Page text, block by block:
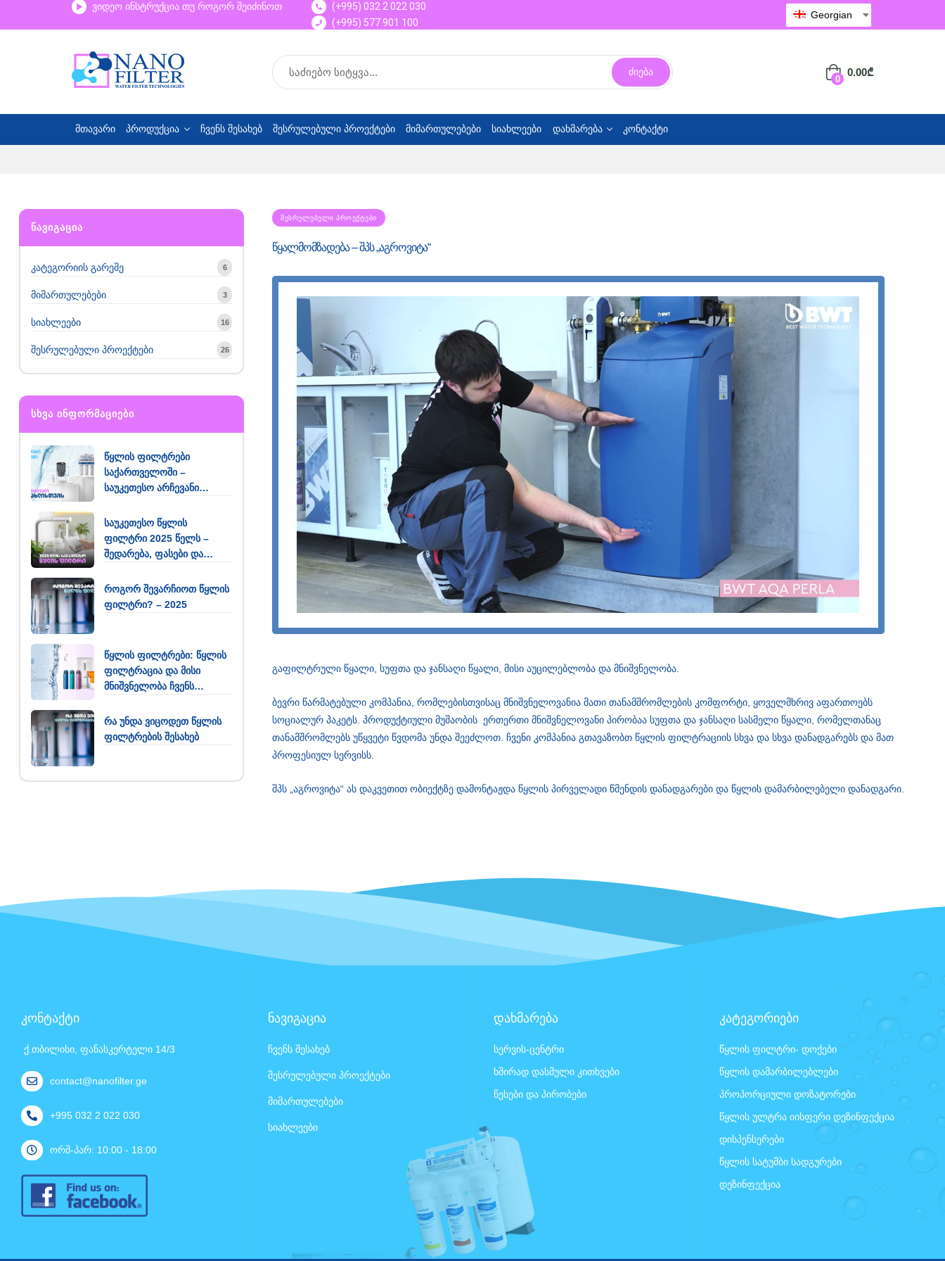
ვიდეო ინსტრუქცია თუ როგორ შეიძინოთ
(+995) 032 2 022 030
(+995) 577 901 100
Georgian
ძიება
0
0.00₾
მთავარი პროდუქცია ჩვენს შესახებ შესრულებული პროექტები მიმართულებები სიახლეები დახმარება კონტაქტი
ᲨᲔᲡᲠᲣᲚᲔᲑᲣᲚᲘ ᲞᲠᲝᲔᲥᲢᲔᲑᲘ
წყალმომზადება – შპს „აგროვიტა“
გაფილტრული წყალი, სუფთა და ჯანსაღი წყალი, მისი აუცილებლობა და მნიშვნელობა.
ბევრი წარმატებული კომპანია, რომლებისთვისაც მნიშვნელოვანია მათი თანამშრომლების კომფორტი, ყოველმხრივ აფართოებს
სოციალურ პაკეტს. პროდუქტიული მუშაობის ერთერთი მნიშვნელოვანი პირობაა სუფთა და ჯანსაღი სასმელი წყალი, რომელთანაც
თანამშრომლებს უწყვეტი წვდომა უნდა შეეძლოთ. ჩვენი კომპანია გთავაზობთ წყლის ფილტრაციის სხვა და სხვა დანადგარებს და მათ
პროფესიულ სერვისს.
შპს „აგროვიტა“ ას დაკვეთით ობიექტზე დამონტაჟდა წყლის პირველადი წმენდის დანადგარები და წყლის დამარბილებელი დანადგარი.
ᲜᲐᲕᲘᲒᲐᲪᲘᲐ
კატეგორიის გარეშე 6
მიმართულებები 3
სიახლეები 16
შესრულებული პროექტები 26
ᲡᲮᲕᲐ ᲘᲜᲤᲝᲠᲛᲐᲪᲘᲔᲑᲘ
წყლის ფილტრები
საქართველოში –
საუკეთესო არჩევანი
საუკეთესო წყლის
ფილტრი 2025 წელს –
შედარება, ფასები და
როგორ შევარჩიოთ წყლის
ფილტრი? – 2025
წყლის ფილტრები: წყლის
ფილტრაცია და მისი
მნიშვნელობა ჩვენს
რა უნდა ვიცოდეთ წყლის
ფილტრების შესახებ
კონტაქტი
ქ.თბილისი, ფანასკერტელი 14/3
contact@nanofilter.ge
+995 032 2 022 030
ორშ-პარ: 10:00 - 18:00
ნავიგაცია
ჩვენს შესახებ
შესრულებული პროექტები
მიმართულებები
სიახლეები
დახმარება
სერვის-ცენტრი
ხშირად დასმული კითხვები
წესები და პირობები
კატეგორიები
წყლის ფილტრი- დოქები
წყლის დამარბილებლები
პროპორციული დოზატორები
წყლის ულტრა იისფერი დეზინფექცია
დისპენსერები
წყლის სატუმბი სადგურები
დეზინფექცია